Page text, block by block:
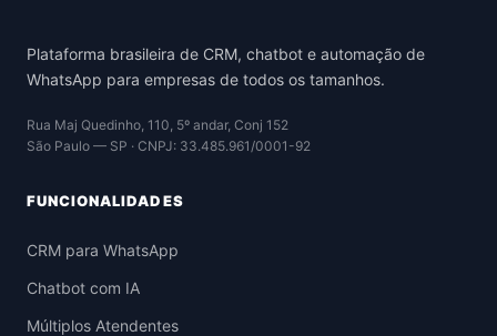
Plataforma brasileira de CRM, chatbot e automação de
WhatsApp para empresas de todos os tamanhos.
Rua Maj Quedinho, 110, 5º andar, Conj 152
São Paulo — SP · CNPJ: 33.485.961/0001-92
FUNCIONALIDADES
CRM para WhatsApp
Chatbot com IA
Múltiplos Atendentes